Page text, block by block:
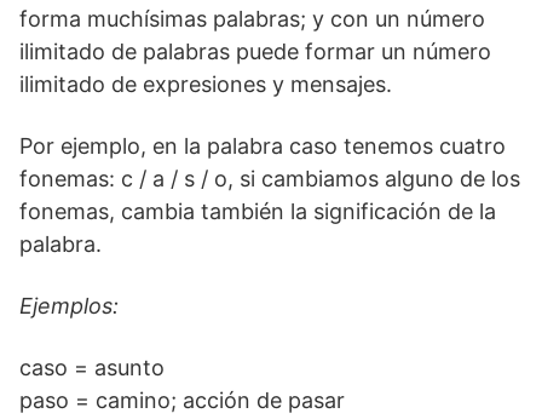
forma muchísimas palabras; y con un número
ilimitado de palabras puede formar un número
ilimitado de expresiones y mensajes.
Por ejemplo, en la palabra caso tenemos cuatro
fonemas: c / a / s / o, si cambiamos alguno de los
fonemas, cambia también la significación de la
palabra.
Ejemplos:
caso = asunto
paso = camino; acción de pasar